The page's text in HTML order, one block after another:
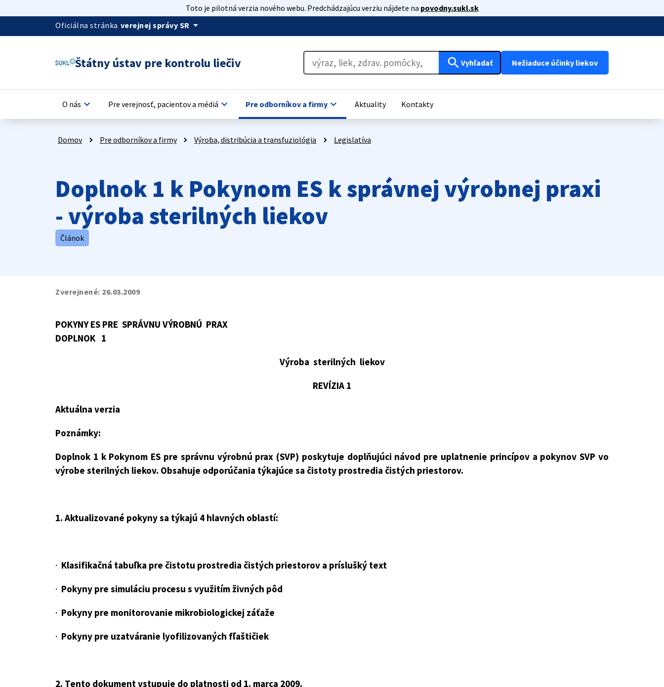
Toto je pilotná verzia nového webu. Predchádzajúcu verziu nájdete na povodny.sukl.sk
Oficiálna stránka verejnej správy SR arrow_drop_down
Štátny ústav pre kontrolu liečiv search Vyhľadať Nežiaduce účinky liekov
O nás keyboard_arrow_down Pre verejnosť, pacientov a médiá keyboard_arrow_down Pre odborníkov a firmy keyboard_arrow_down Aktuality Kontakty
Domov Pre odborníkov a firmy Výroba, distribúcia a transfuziológia Legislatíva
Doplnok 1 k Pokynom ES k správnej výrobnej praxi
- výroba sterilných liekov
Článok
Zverejnené: 26.03.2009
POKYNY ES PRE SPRÁVNU VÝROBNÚ PRAX
DOPLNOK 1
Výroba sterilných liekov
REVÍZIA 1
Aktuálna verzia
Poznámky:
Doplnok 1 k Pokynom ES pre správnu výrobnú prax (SVP) poskytuje doplňujúci návod pre uplatnenie princípov a pokynov SVP vo
výrobe sterilných liekov. Obsahuje odporúčania týkajúce sa čistoty prostredia čistých priestorov.
1. Aktualizované pokyny sa týkajú 4 hlavných oblastí:
· Klasifikačná tabuľka pre čistotu prostredia čistých priestorov a príslušký text
· Pokyny pre simuláciu procesu s využitím živných pôd
· Pokyny pre monitorovanie mikrobiologickej záťaže
· Pokyny pre uzatváranie lyofilizovaných fľaštičiek
2. Tento dokument vstupuje do platnosti od 1. marca 2009.